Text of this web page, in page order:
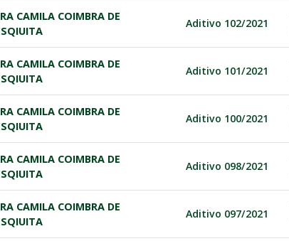
CAMILA COIMBRA DE
Aditivo 102/2021
CAMILA COIMBRA DE
Aditivo 101/2021
CAMILA COIMBRA DE
Aditivo 100/2021
CAMILA COIMBRA DE
Aditivo 098/2021
CAMILA COIMBRA DE
Aditivo 097/2021